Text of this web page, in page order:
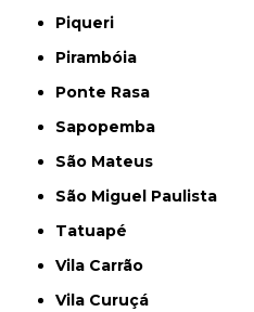
Piqueri
Pirambóia
Ponte Rasa
Sapopemba
São Mateus
São Miguel Paulista
Tatuapé
Vila Carrão
Vila Curuçá